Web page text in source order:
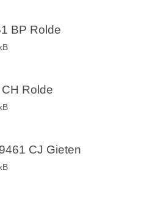
BP Rolde
Rolde
CJ Gieten